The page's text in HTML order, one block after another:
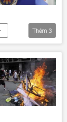
Thêm 3